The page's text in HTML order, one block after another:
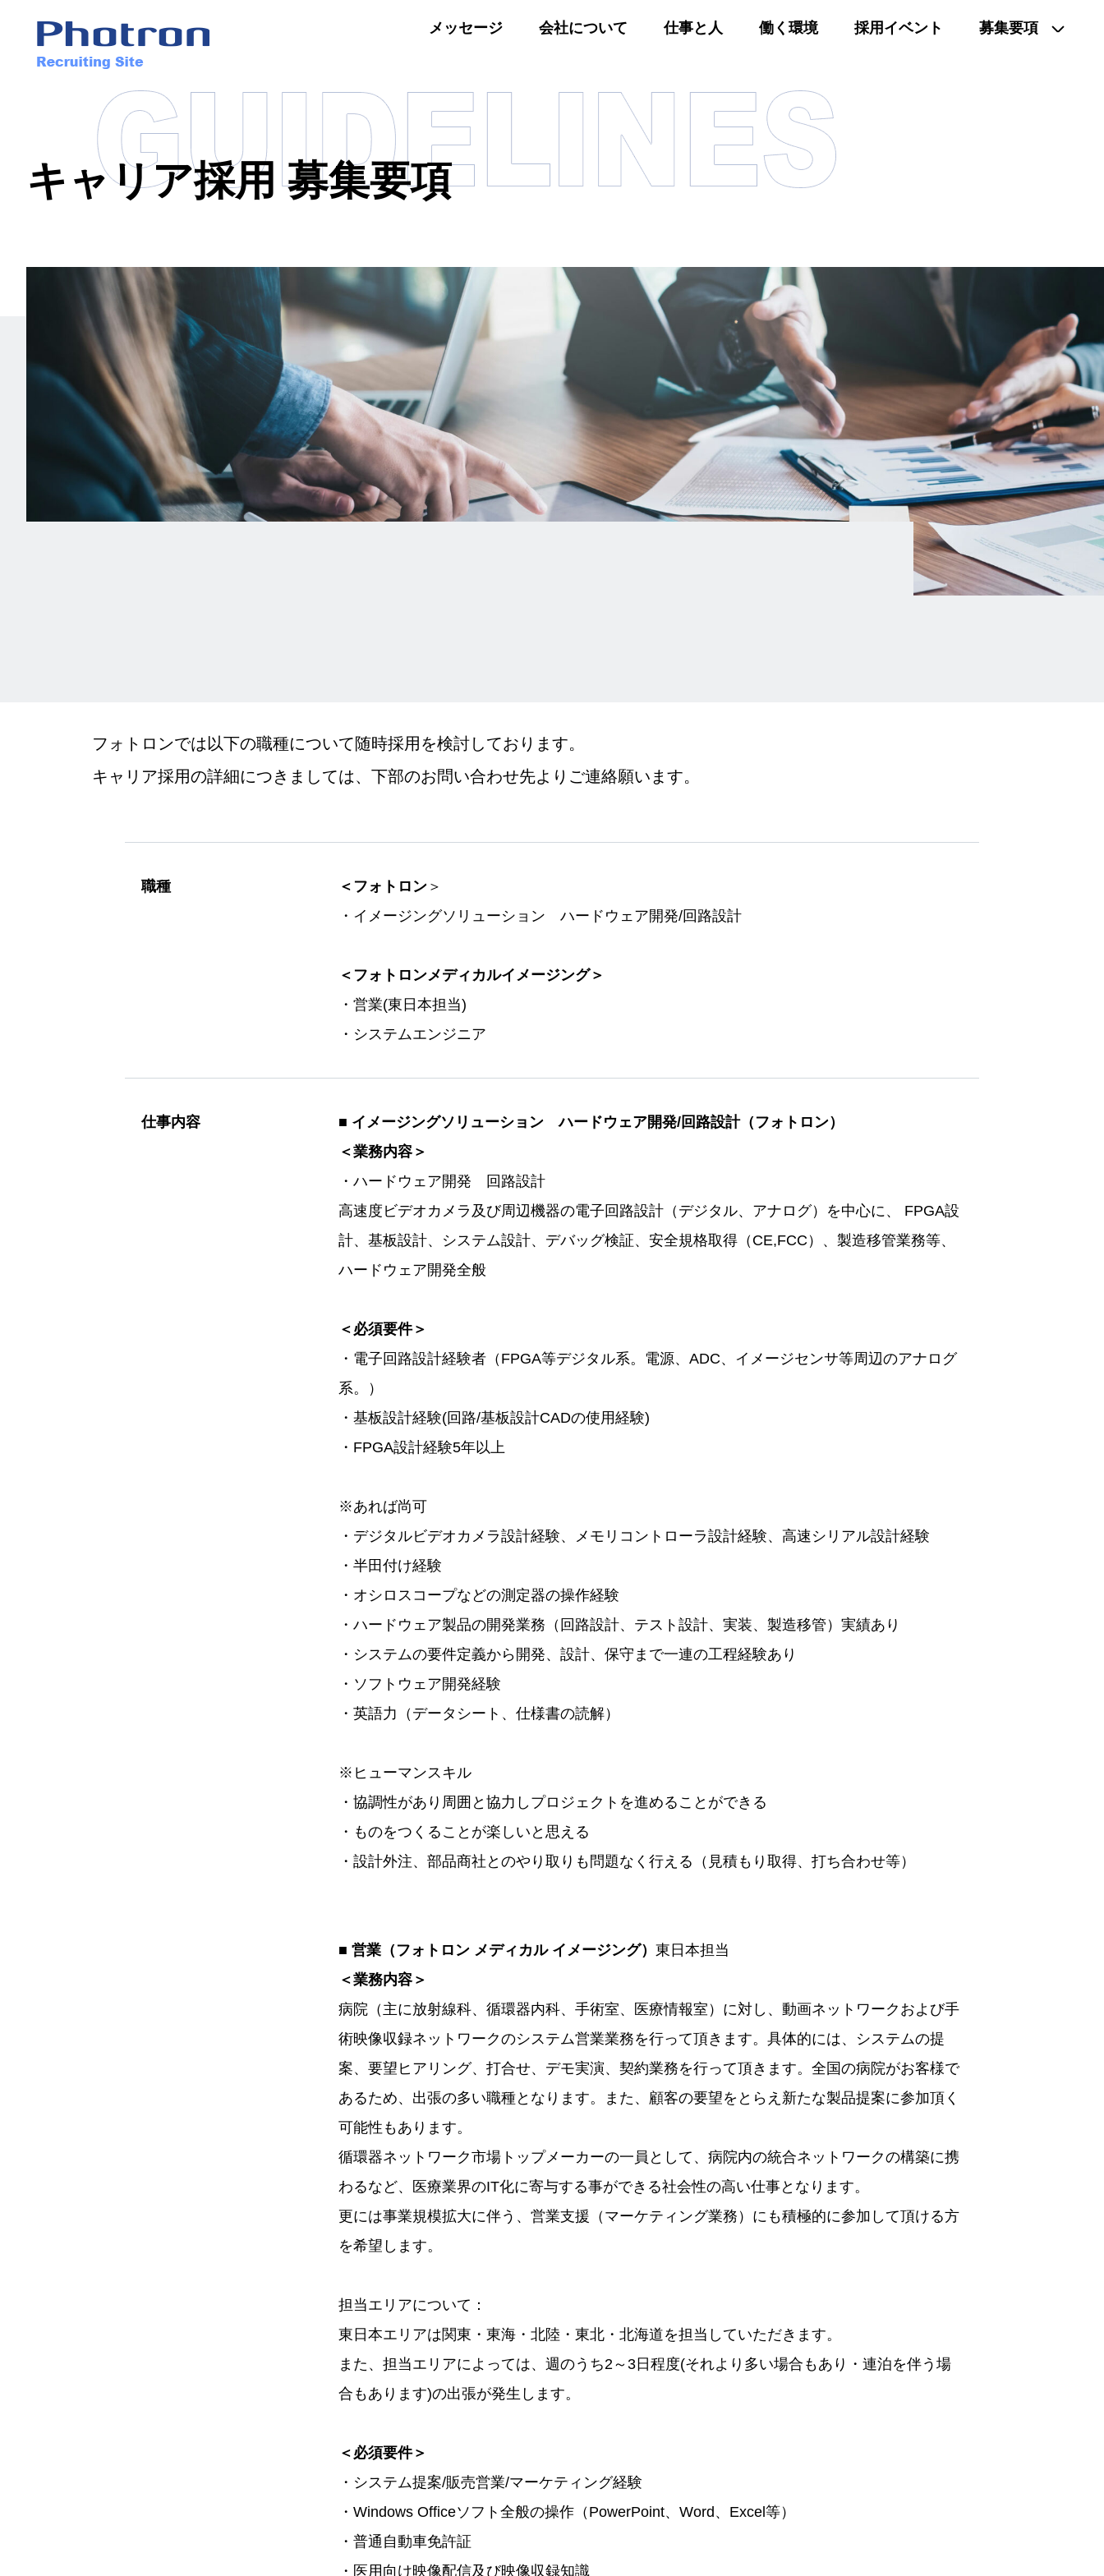
メッセージ 会社について 仕事と人 働く環境 採用イベント 募集要項
キャリア採用 募集要項
フォトロンでは以下の職種について随時採用を検討しております。
キャリア採用の詳細につきましては、下部のお問い合わせ先よりご連絡願います。
職種 ＜フォトロン ＞
・イメージングソリューション ハードウェア開発/回路設計
＜フォトロンメディカルイメージング＞
・営業(東日本担当)
・システムエンジニア
仕事内容 ■ イメージングソリューション
ハードウェア開発/回路設計（フォトロン）
＜業務内容＞
・ハードウェア開発 回路設計
高速度ビデオカメラ及び周辺機器の電子回路設計（デジタル、アナログ）を中心に、 FPGA設
計、基板設計、システム設計、デバッグ検証、安全規格取得（CE,FCC）、製造移管業務等、
ハードウェア開発全般
＜必須要件＞
・電子回路設計経験者（FPGA等デジタル系。電源、ADC、イメージセンサ等周辺のアナログ
系。）
・基板設計経験(回路/基板設計CADの使用経験)
・FPGA設計経験5年以上
※あれば尚可
・デジタルビデオカメラ設計経験、メモリコントローラ設計経験、高速シリアル設計経験
・半田付け経験
・オシロスコープなどの測定器の操作経験
・ハードウェア製品の開発業務（回路設計、テスト設計、実装、製造移管）実績あり
・システムの要件定義から開発、設計、保守まで一連の工程経験あり
・ソフトウェア開発経験
・英語力（データシート、仕様書の読解）
※ヒューマンスキル
・協調性があり周囲と協力しプロジェクトを進めることができる
・ものをつくることが楽しいと思える
・設計外注、部品商社とのやり取りも問題なく行える（見積もり取得、打ち合わせ等）
■ 営業（フォトロン メディカル イメージング） 東日本担当
＜業務内容＞
病院（主に放射線科、循環器内科、手術室、医療情報室）に対し、動画ネットワークおよび手
術映像収録ネットワークのシステム営業業務を行って頂きます。具体的には、システムの提
案、要望ヒアリング、打合せ、デモ実演、契約業務を行って頂きます。全国の病院がお客様で
あるため、出張の多い職種となります。また、顧客の要望をとらえ新たな製品提案に参加頂く
可能性もあります。
循環器ネットワーク市場トップメーカーの一員として、病院内の統合ネットワークの構築に携
わるなど、医療業界のIT化に寄与する事ができる社会性の高い仕事となります。
更には事業規模拡大に伴う、営業支援（マーケティング業務）にも積極的に参加して頂ける方
を希望します。
担当エリアについて：
東日本エリアは関東・東海・北陸・東北・北海道を担当していただきます。
また、担当エリアによっては、週のうち2～3日程度(それより多い場合もあり・連泊を伴う場
合もあります)の出張が発生します。
＜必須要件＞
・システム提案/販売営業/マーケティング経験
・Windows Officeソフト全般の操作（PowerPoint、Word、Excel等）
・普通自動車免許証
・医用向け映像配信及び映像収録知識